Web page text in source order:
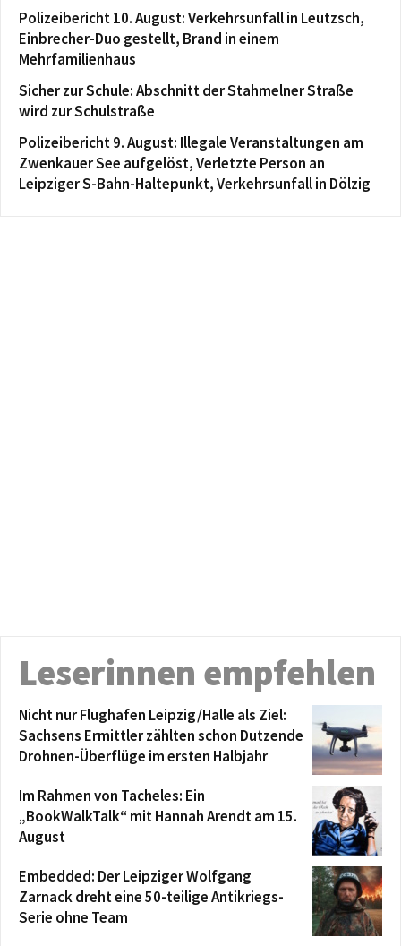
Polizeibericht 10. August: Verkehrsunfall in Leutzsch,
Einbrecher-Duo gestellt, Brand in einem
Mehrfamilienhaus
Sicher zur Schule: Abschnitt der Stahmelner Straße
wird zur Schulstraße
Polizeibericht 9. August: Illegale Veranstaltungen am
Zwenkauer See aufgelöst, Verletzte Person an
Leipziger S-Bahn-Haltepunkt, Verkehrsunfall in Dölzig
Leserinnen empfehlen
Nicht nur Flughafen Leipzig/Halle als Ziel:
Sachsens Ermittler zählten schon Dutzende
Drohnen-Überflüge im ersten Halbjahr
Im Rahmen von Tacheles: Ein
„BookWalkTalk“ mit Hannah Arendt am 15.
August
Embedded: Der Leipziger Wolfgang
Zarnack dreht eine 50-teilige Antikriegs-
Serie ohne Team